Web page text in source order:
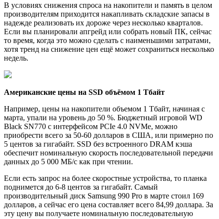
В условиях снижения спроса на накопители и память в целом
производителям приходится накапливать складские запасы в
надежде реализовать их дороже через несколько кварталов.
Если вы планировали апгрейд или собрать новый ПК, сейчас
то время, когда это можно сделать с наименьшими затратами,
хотя тренд на снижение цен ещё может сохраниться несколько
недель.
Американские цены на SSD объёмом 1 Тбайт
Например, цены на накопители объемом 1 Тбайт, начиная с
марта, упали на уровень до 50 %. Бюджетный игровой WD
Black SN770 с интерфейсом PCIe 4.0 NVMe, можно
приобрести всего за 50-60 долларов в США, или примерно по
5 центов за гигабайт. SSD без встроенного DRAM кэша
обеспечит номинальную скорость последовательной передачи
данных до 5 000 МБ/с как при чтении.
Если есть запрос на более скоростные устройства, то планка
поднимется до 6-8 центов за гигабайт. Самый
производительный диск Samsung 990 Pro в марте стоил 169
долларов, а сейчас его цена составляет всего 84,99 доллара. За
эту цену вы получаете номинальную последовательную